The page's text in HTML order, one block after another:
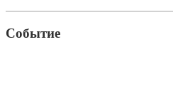
Событие